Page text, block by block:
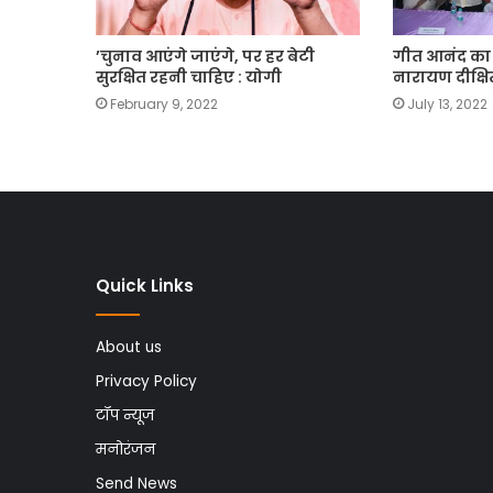
’चुनाव आएंगे जाएंगे, पर हर बेटी
सुरक्षित रहनी चाहिए : योगी
February 9, 2022
गीत आनंद का
नारायण
July 13, 2022
Quick Links
About us
Privacy Policy
टॉप न्यूज
मनोरंजन
Send News